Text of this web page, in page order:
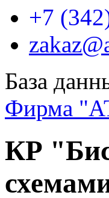
+7
База
Фирма
КР